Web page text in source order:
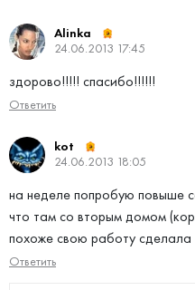
Alinka
24.06.2013 17:45
здорово!!!!! спасибо!!!!!!
Ответить
kot
24.06.2013 18:05
на неделе попробую повыше
что там со вторым домом
похоже свою работу сделала
Ответить